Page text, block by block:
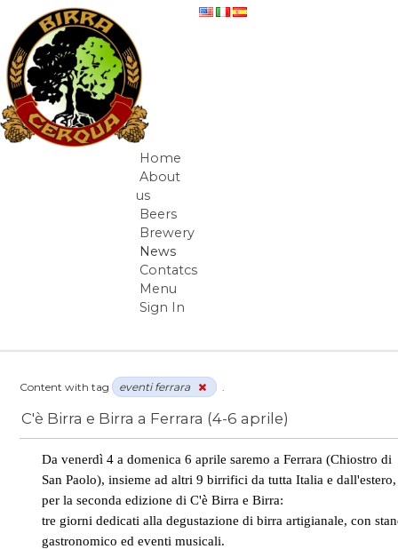
Skip to Content
Navigation
Home
About
us
Beers
Brewery
News
Contatcs
Menu
Sign In
Breadcrumbs
News / eventi ferrara
Content with tag eventi ferrara
C'è Birra e Birra a Ferrara (4-6 aprile)
Da venerdì 4 a domenica 6 aprile saremo a Ferrara (Chiostro di
San Paolo), insieme ad altri 9 birrifici da tutta Italia e dall'estero,
per la seconda edizione di C'è Birra e Birra:
tre giorni dedicati alla degustazione di birra artigianale, con
gastronomico ed eventi musicali.